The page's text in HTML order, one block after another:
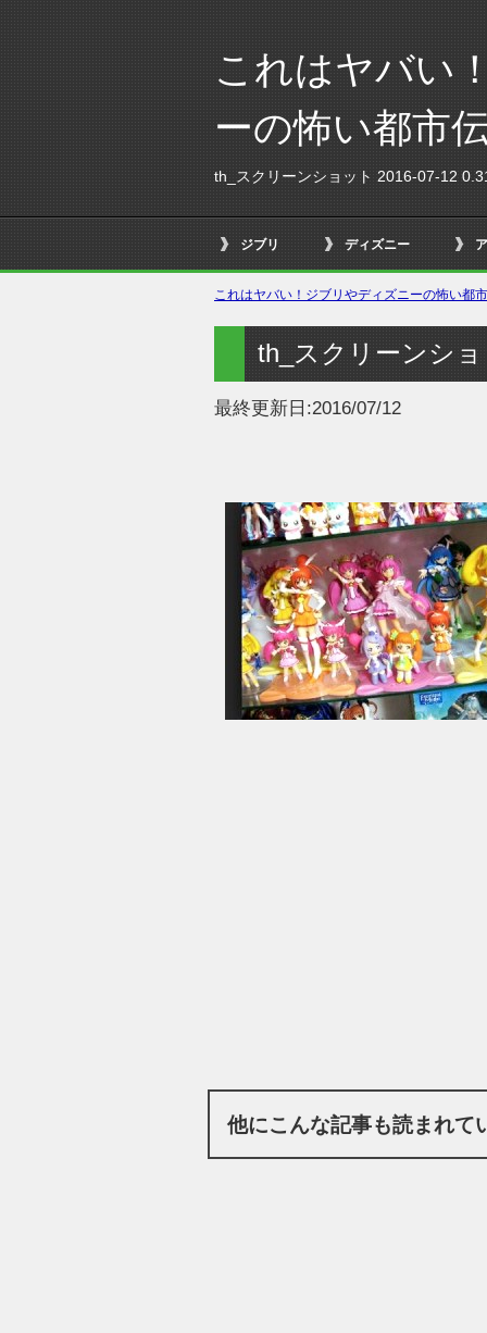
これはヤバい
ーの怖い都市
th_スクリーンショット 2016-07-12
ジブリ ディズニー
これはヤバい！ジブリやディズニーの怖い都
th_スクリーンシ
最終更新日:2016/07/12
他にこんな記事も読まれて